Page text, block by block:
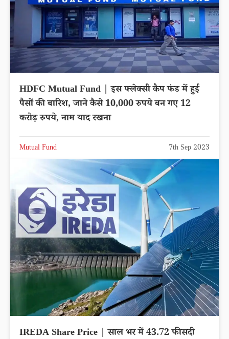
HDFC Mutual Fund | इस फ्लेक्सी कैप फंड में हुई
पैसों की बारिश, जाने कैसे 10,000 रुपये बन गए 12
करोड़ रुपये, नाम याद रखना
Mutual Fund 7th Sep 2023
IREDA Share Price | साल भर में 43.72 फीसदी